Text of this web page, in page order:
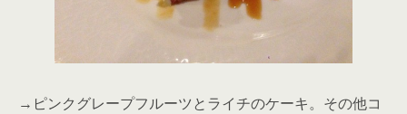
→ピンクグレープフルーツとライチのケーキ。その他コ